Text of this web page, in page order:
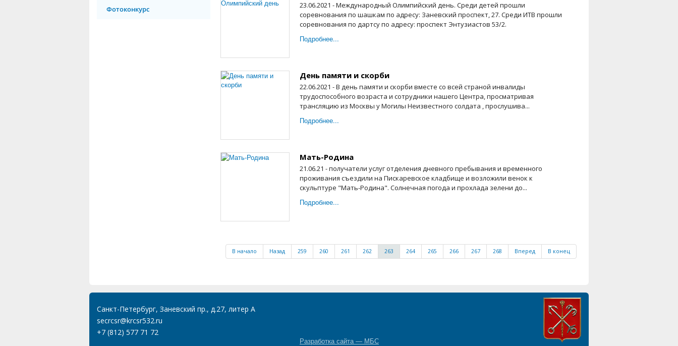
Фотоконкурс
23.06.2021 - Международный Олимпийский день. Среди детей прошли
соревнования по шашкам по адресу: Заневский проспект, 27. Среди ИТВ прошли
соревнования по дартсу по адресу: проспект Энтузиастов 53/2.
Подробнее...
День памяти и скорби
22.06.2021 - В день памяти и скорби вместе со всей страной инвалиды
трудоспособного возраста и сотрудники нашего Центра, просматривая
трансляцию из Москвы у Могилы Неизвестного солдата , прослушива...
Подробнее...
Мать-Родина
21.06.21 - получатели услуг отделения дневного пребывания и временного
проживания съездили на Пискаревское кладбище и возложили венок к
скульптуре "Мать-Родина". Солнечная погода и прохлада зелени до...
Подробнее...
В начало Назад 259 260 261 262 263 264 265 266 267 268 Вперед В конец
Санкт-Петербург, Заневский пр., д.27, литер А
secrcsr@krcsr532.ru
+7 (812) 577 71 72
Разработка сайта — МБС